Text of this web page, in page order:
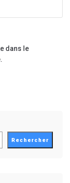
dans le
Rechercher